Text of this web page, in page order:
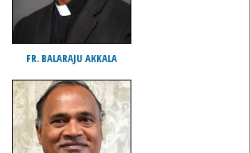
FR. BALARAJU AKKALA